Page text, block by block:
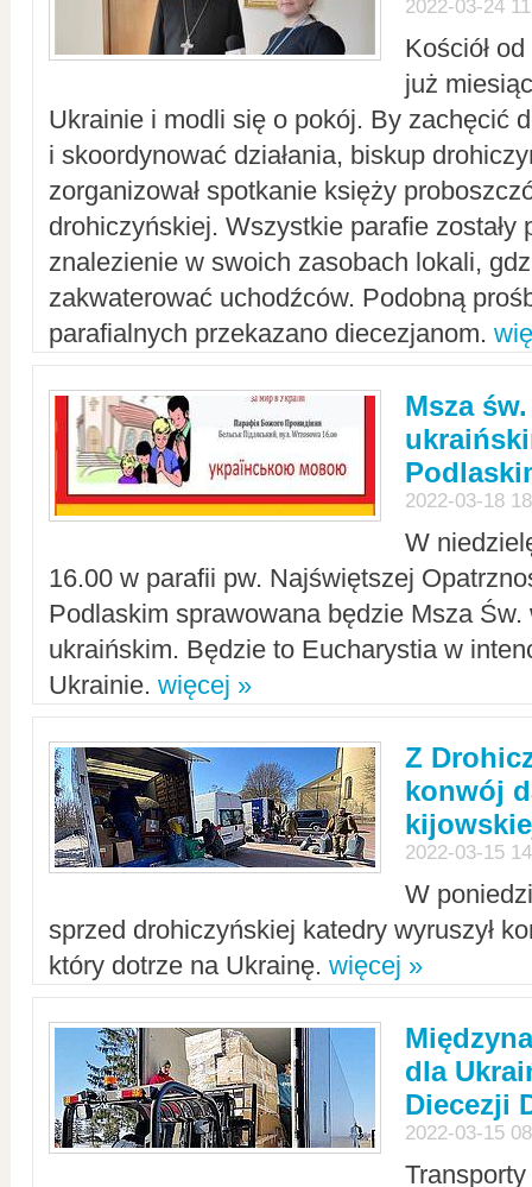
2022-03-24
Kościół
już
Ukrainie i modli się o pokój. By zachęcić
i skoordynować działania, biskup
zorganizował spotkanie księży
drohiczyńskiej. Wszystkie parafie zostały
znalezienie w swoich zasobach lokali,
zakwaterować uchodźców. Podobną
parafialnych przekazano diecezjanom.
Msza
2022-03-18
W
16.00 w parafii pw. Najświętszej
Podlaskim sprawowana będzie Msza Św.
ukraińskim. Będzie to Eucharystia w
Ukrainie. więcej »
Z
konwój
2022-03-15
W
sprzed drohiczyńskiej katedry wyruszył
który dotrze na Ukrainę. więcej »
dla
Diecezji
2022-03-15